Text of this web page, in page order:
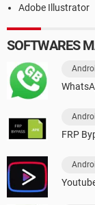
Adobe Illustrator
SOFTWARES
FRP